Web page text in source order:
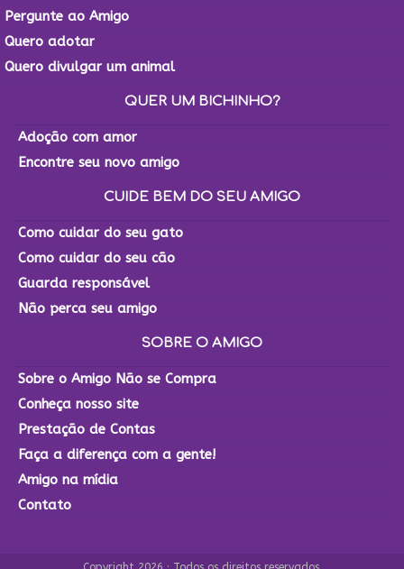
Pergunte ao Amigo
Quero adotar
Quero divulgar um animal
QUER UM BICHINHO?
Adoção com amor
Encontre seu novo amigo
CUIDE BEM DO SEU AMIGO
Como cuidar do seu gato
Como cuidar do seu cão
Guarda responsável
Não perca seu amigo
SOBRE O AMIGO
Sobre o Amigo Não se Compra
Conheça nosso site
Prestação de Contas
Faça a diferença com a gente!
Amigo na mídia
Contato